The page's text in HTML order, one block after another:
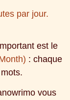
par jour.
est le
: chaque
vous